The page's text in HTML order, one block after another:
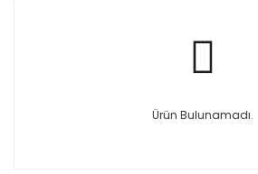
Ürün Bulunamadı.